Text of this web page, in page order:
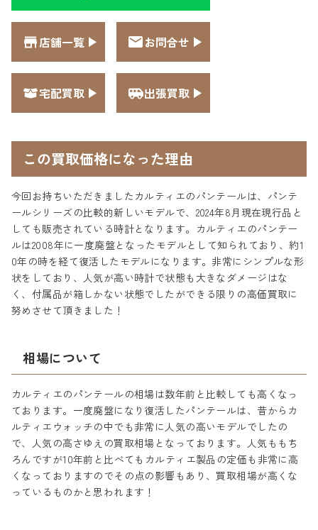
店舗一覧 お問合せ
宅配買取 出張買取
この買取価格になった理由
今回お持ちいただきましたカルティエのパンテールは、パンテ
ールシリーズの比較的新しいモデルで、2024年8月現在現行品と
しても販売されている時計となります。カルティエのパンテー
ルは2008年に一度廃盤となったモデルとして知られており、約1
0年の時を経て復活したモデルになります。非常にシンプルな形
状をしており、人気が高い時計で状態も大きなダメージはな
く、付属品が箱しかない状態でしたができる限りの高価買取に
努めさせて頂きました！
相場について
カルティエのパンテールの相場は数年前と比較しても高くなっ
ております。一度廃盤になり復活したパンテールは、昔からカ
ルティエウォッチの中でも非常に人気の高いモデルでしたの
で、人気の高さゆえの買取相場となっております。人気ももち
ろんですが10年前と比べてもカルティエ製品の定価も非常に高
くなっておりますのでその点の影響もあり、買取相場が高くな
っているものかと思われます！